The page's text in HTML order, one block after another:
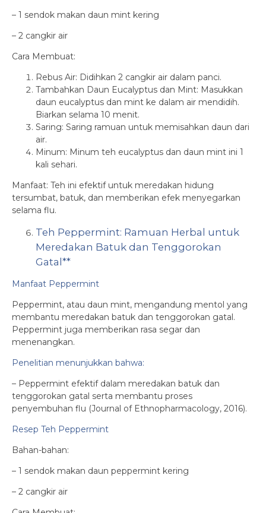
– 1 sendok makan daun mint kering
– 2 cangkir air
Cara Membuat:
Rebus Air: Didihkan 2 cangkir air dalam panci.
Tambahkan Daun Eucalyptus dan Mint: Masukkan
daun eucalyptus dan mint ke dalam air mendidih.
Biarkan selama 10 menit.
Saring: Saring ramuan untuk memisahkan daun dari
air.
Minum: Minum teh eucalyptus dan daun mint ini 1
kali sehari.
Manfaat: Teh ini efektif untuk meredakan hidung
tersumbat, batuk, dan memberikan efek menyegarkan
selama flu.
Teh Peppermint: Ramuan Herbal untuk
Meredakan Batuk dan Tenggorokan
Gatal**
Manfaat Peppermint
Peppermint, atau daun mint, mengandung mentol yang
membantu meredakan batuk dan tenggorokan gatal.
Peppermint juga memberikan rasa segar dan
menenangkan.
Penelitian menunjukkan bahwa:
– Peppermint efektif dalam meredakan batuk dan
tenggorokan gatal serta membantu proses
penyembuhan flu (Journal of Ethnopharmacology, 2016).
Resep Teh Peppermint
Bahan-bahan:
– 1 sendok makan daun peppermint kering
– 2 cangkir air